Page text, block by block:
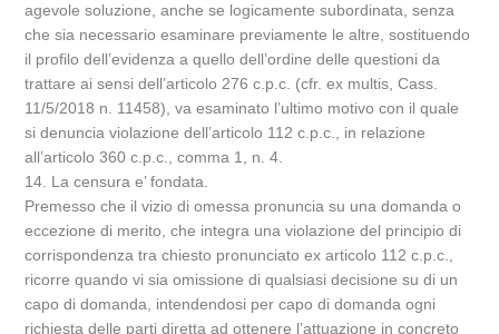
agevole soluzione, anche se logicamente subordinata, senza
che sia necessario esaminare previamente le altre, sostituendo
il profilo dell’evidenza a quello dell’ordine delle questioni da
trattare ai sensi dell’articolo 276 c.p.c. (cfr. ex multis, Cass.
11/5/2018 n. 11458), va esaminato l’ultimo motivo con il quale
si denuncia violazione dell’articolo 112 c.p.c., in relazione
all’articolo 360 c.p.c., comma 1, n. 4.
14. La censura e’ fondata.
Premesso che il vizio di omessa pronuncia su una domanda o
eccezione di merito, che integra una violazione del principio di
corrispondenza tra chiesto pronunciato ex articolo 112 c.p.c.,
ricorre quando vi sia omissione di qualsiasi decisione su di un
capo di domanda, intendendosi per capo di domanda ogni
richiesta delle parti diretta ad ottenere l’attuazione in concreto